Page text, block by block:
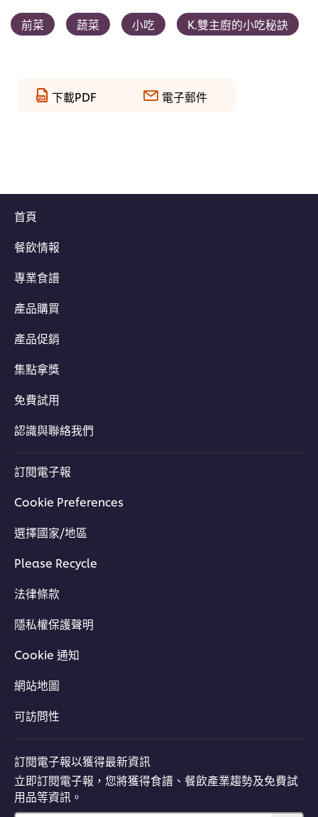
前菜 蔬菜 小吃 K.雙主廚的小吃秘訣
下載PDF 電子郵件
首頁
餐飲情報
專業食譜
產品購買
產品促銷
集點拿獎
免費試用
認識與聯絡我們
訂閱電子報
Cookie Preferences
選擇國家/地區
Please Recycle
法律條款
隱私權保護聲明
Cookie 通知
網站地圖
可訪問性
訂閱電子報以獲得最新資訊
立即訂閱電子報，您將獲得食譜、餐飲產業趨勢及免費試
用品等資訊。